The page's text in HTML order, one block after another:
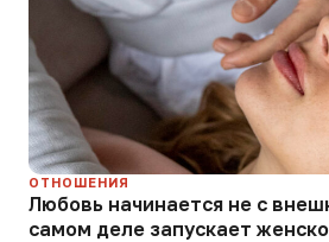
ОТНОШЕНИЯ
Любовь начинается не с
самом деле запускает